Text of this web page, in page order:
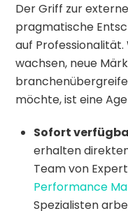
Der Griff zur
pragmatische
auf
wachsen, neue
möchte, ist eine
Sofort
erhalten
Team von
Performance
Spezialisten